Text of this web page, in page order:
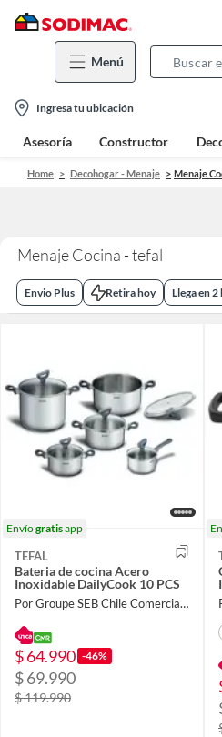
Menú
location-
icon
Ingresa tu ubicación
Asesoría Constructor
Home Decohogar - Menaje Menaje
Menaje Cocina - tefal
Envio Plus Retira hoy Llega en 2
Envíogratisapp
TEFAL
Bateria de cocina Acero
Inoxidable DailyCook 10 PCS
Por Groupe SEB Chile Comercial Limitada
$ 64.990 -46%
$ 69.990
$ 119.990